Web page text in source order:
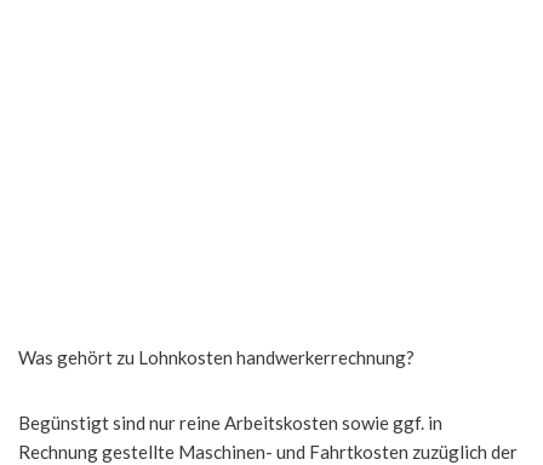
Was gehört zu Lohnkosten handwerkerrechnung?
Begünstigt sind nur reine Arbeitskosten sowie ggf. in
Rechnung gestellte Maschinen- und Fahrtkosten zuzüglich der